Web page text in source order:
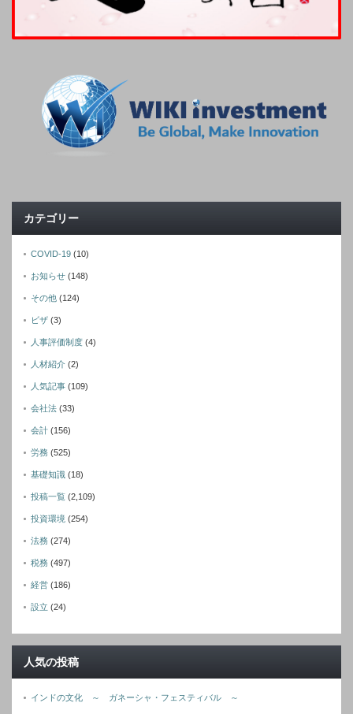
カテゴリー
COVID-19 (10)
お知らせ (148)
その他 (124)
ビザ (3)
人事評価制度 (4)
人材紹介 (2)
人気記事 (109)
会社法 (33)
会計 (156)
労務 (525)
基礎知識 (18)
投稿一覧 (2,109)
投資環境 (254)
法務 (274)
税務 (497)
経営 (186)
設立 (24)
人気の投稿
インドの文化 ～ ガネーシャ・フェスティバル ～